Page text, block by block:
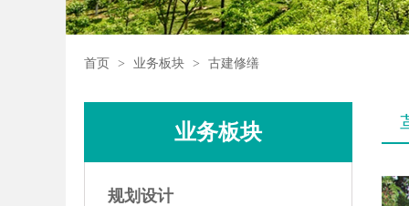
首页 > 业务板块 > 古建修缮
业务板块
规划设计